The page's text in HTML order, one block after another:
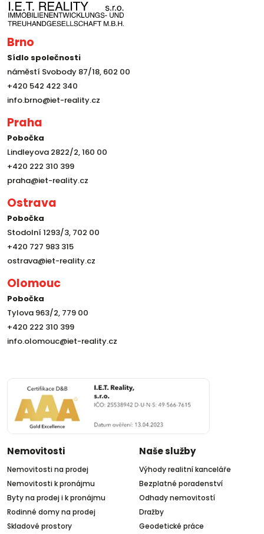
Brno
Sídlo společnosti
náměstí Svobody 87/18, 602 00
+420 542 422 340
info.brno@iet-reality.cz
Praha
Pobočka
Lindleyova 2822/2, 160 00
+420 222 310 399
praha@iet-reality.cz
Ostrava
Pobočka
Stodolní 1293/3, 702 00
+420 727 983 315
ostrava@iet-reality.cz
Olomouc
Pobočka
Tylova 963/2, 779 00
+420 222 310 399
info.olomouc@iet-reality.cz
Nemovitosti
Nemovitosti na prodej
Nemovitosti k pronájmu
Byty na prodej i k pronájmu
Rodinné domy na prodej
Skladové prostory
Naše služby
Výhody realitní kanceláře
Bezplatné poradenství
Odhady nemovitostí
Dražby
Geodetické práce